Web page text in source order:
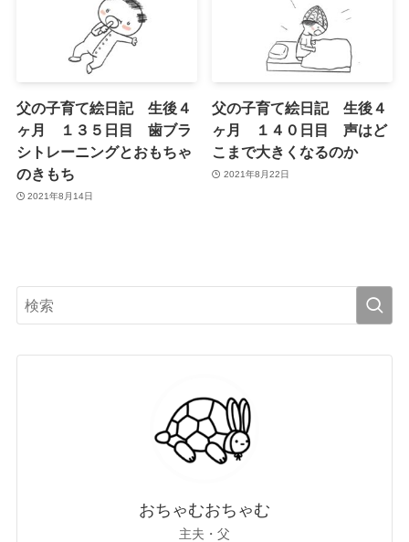
父の子育て絵日記 生後４
ヶ月 １３５日目 歯ブラ
シトレーニングとおもちゃ
のきもち
2021年8月14日
父の子育て絵日記 生後４
ヶ月 １４０日目 声はど
こまで大きくなるのか
2021年8月22日
おちゃむおちゃむ
主夫・父